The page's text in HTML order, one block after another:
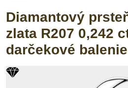
Diamantový
zlata R207 0,242
darčekové